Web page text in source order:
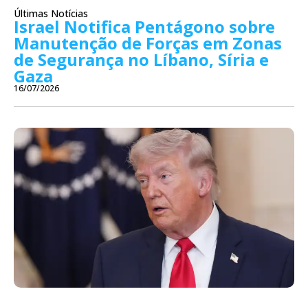
Últimas Notícias
Israel Notifica Pentágono sobre
Manutenção de Forças em Zonas
de Segurança no Líbano, Síria e
Gaza
16/07/2026